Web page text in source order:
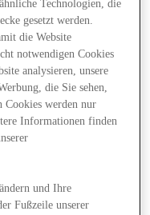
Technologien, die
gesetzt werden.
die Website
notwendigen Cookies
analysieren, unsere
die Sie sehen,
Cookies werden nur
Informationen finden
und Ihre
Fußzeile unserer